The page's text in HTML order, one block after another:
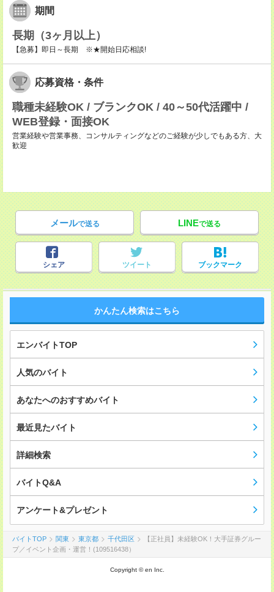
期間
長期（3ヶ月以上）
【急募】即日～長期 ※★開始日応相談!
応募資格・条件
職種未経験OK / ブランクOK / 40～50代活躍中 /
WEB登録・面接OK
営業経験や営業事務、コンサルティングなどのご経験が少しでもある方、大
歓迎
メールで送る LINEで送る
シェア ツイート ブックマーク
かんたん検索はこちら
エンバイトTOP
人気のバイト
あなたへのおすすめバイト
最近見たバイト
詳細検索
バイトQ&A
アンケート&プレゼント
バイトTOP 関東 東京都 千代田区
【正社員】未経験OK！大手証券グルー
プ／イベント企画・運営！(109516438）
Copyright © en Inc.